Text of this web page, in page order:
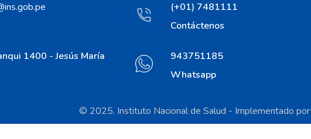
1400 - Jesús María
(+01) 7481111
Contáctenos
943751185
Whatsapp
© 2025. Instituto Nacional de Salud - Implementado por